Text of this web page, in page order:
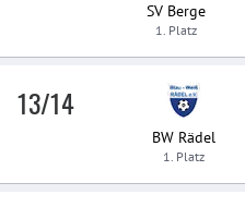
SV Berge
1. Platz
13/14
BW Rädel
1. Platz